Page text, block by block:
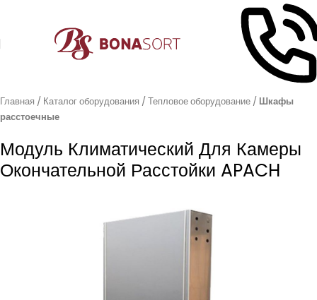
Главная Каталог оборудования Тепловое оборудование
Шкафы
расстоечные
Модуль Климатический Для Камеры
Окончательной Расстойки APACH